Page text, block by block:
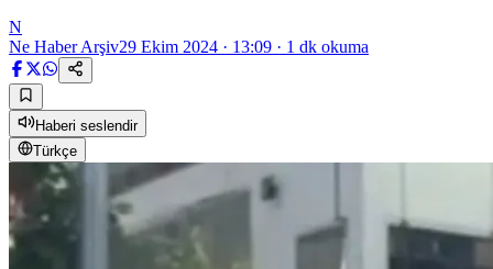
N
Ne Haber Arşiv29 Ekim 2024 · 13:09 · 1 dk okuma
Haberi seslendir
Türkçe